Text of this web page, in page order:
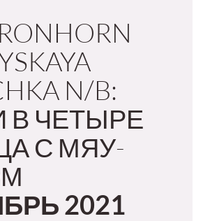
N/B:
В ЧЕТЫРЕ
С МЯУ-
2021